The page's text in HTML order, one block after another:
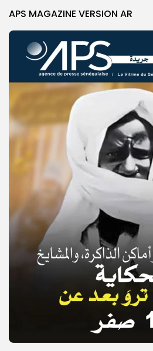
© Copyright 2025,
APS MAGAZINE VERSION AR